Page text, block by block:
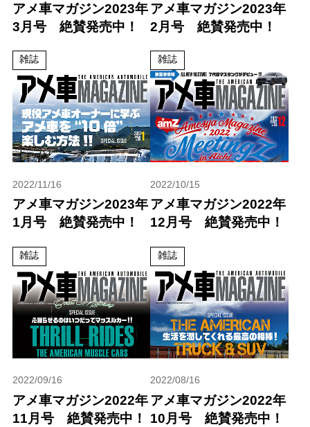
アメ車マガジン2023年
3月号 絶賛発売中！
雑誌
アメ車マガジン2023年
2月号 絶賛発売中！
雑誌
2022/11/16
アメ車マガジン2023年
1月号 絶賛発売中！
雑誌
2022/10/15
アメ車マガジン2022年
12月号 絶賛発売中！
雑誌
2022/09/16
アメ車マガジン2022年
11月号 絶賛発売中！
2022/08/16
アメ車マガジン2022年
10月号 絶賛発売中！